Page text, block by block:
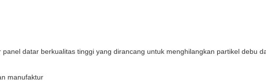
datar berkualitas tinggi yang dirancang untuk menghilangkan partikel debu
manufaktur